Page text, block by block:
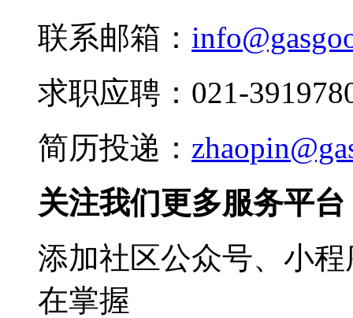
联系邮箱：
求职应聘：021-
简历投递：
关注我们更多服务平台
添加社区公众号、小
在掌握